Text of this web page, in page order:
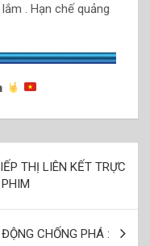
. Hạn chế quảng
THỊ LIÊN KẾT TRỰC
CHỐNG PHÁ :